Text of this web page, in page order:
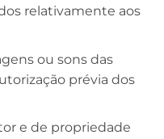
relativamente aos
ou sons das
prévia dos
e de propriedade